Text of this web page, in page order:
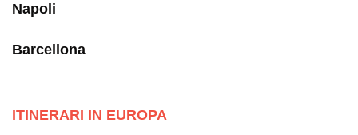
Napoli
Barcellona
ITINERARI IN EUROPA